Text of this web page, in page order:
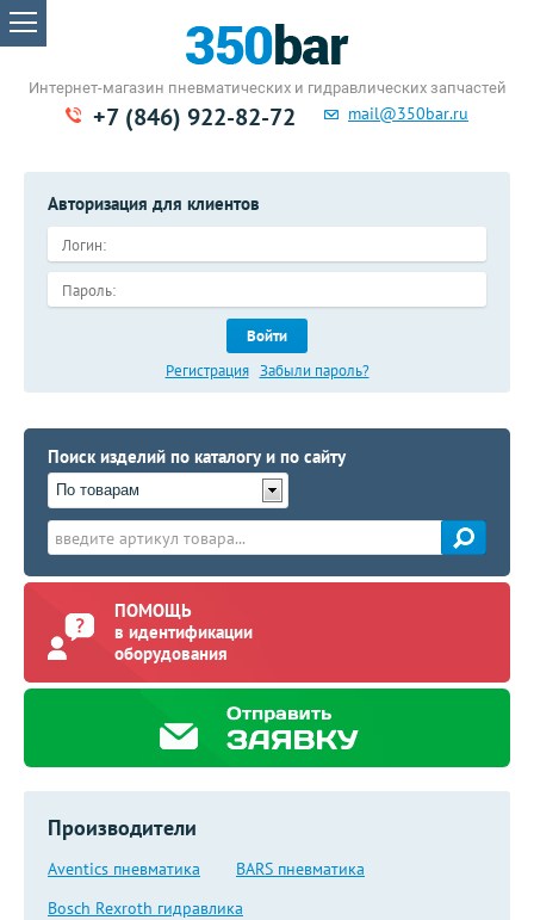
Интернет-магазин пневматическихи гидравлических запчастей
+7 (846) 922-82-72 mail@350bar.ru
Авторизация для клиентов
Войти
Регистрация Забыли пароль?
Поиск изделий по каталогу и по сайту
По товарам
ПОМОЩЬ
в идентификации
оборудования
Производители
Aventics пневматика
BARS пневматика
Bosch Rexroth гидравлика